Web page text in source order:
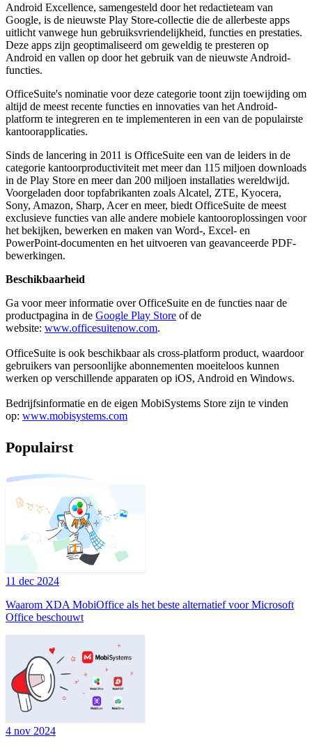
Android Excellence, samengesteld door het redactieteam van
Google, is de nieuwste Play Store-collectie die de allerbeste apps
uitlicht vanwege hun gebruiksvriendelijkheid, functies en prestaties.
Deze apps zijn geoptimaliseerd om geweldig te presteren op
Android en vallen op door het gebruik van de nieuwste Android-
functies.
OfficeSuite's nominatie voor deze categorie toont zijn toewijding om
altijd de meest recente functies en innovaties van het Android-
platform te integreren en te implementeren in een van de populairste
kantoorapplicaties.
Sinds de lancering in 2011 is OfficeSuite een van de leiders in de
categorie kantoorproductiviteit met meer dan 115 miljoen downloads
in de Play Store en meer dan 200 miljoen installaties wereldwijd.
Voorgeladen door topfabrikanten zoals Alcatel, ZTE, Kyocera,
Sony, Amazon, Sharp, Acer en meer, biedt OfficeSuite de meest
exclusieve functies van alle andere mobiele kantooroplossingen voor
het bekijken, bewerken en maken van Word-, Excel- en
PowerPoint-documenten en het uitvoeren van geavanceerde PDF-
bewerkingen.
Beschikbaarheid
Ga voor meer informatie over OfficeSuite en de functies naar de
productpagina in de Google Play Store of de
website: www.officesuitenow.com.
OfficeSuite is ook beschikbaar als cross-platform product, waardoor
gebruikers van persoonlijke abonnementen moeiteloos kunnen
werken op verschillende apparaten op iOS, Android en Windows.
Bedrijfsinformatie en de eigen MobiSystems Store zijn te vinden
op: www.mobisystems.com
Populairst
11 dec 2024
Waarom XDA MobiOffice als het beste alternatief voor Microsoft
Office beschouwt
4 nov 2024